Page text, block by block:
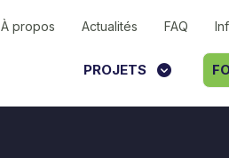
À propos Actualités FAQ
PROJETS